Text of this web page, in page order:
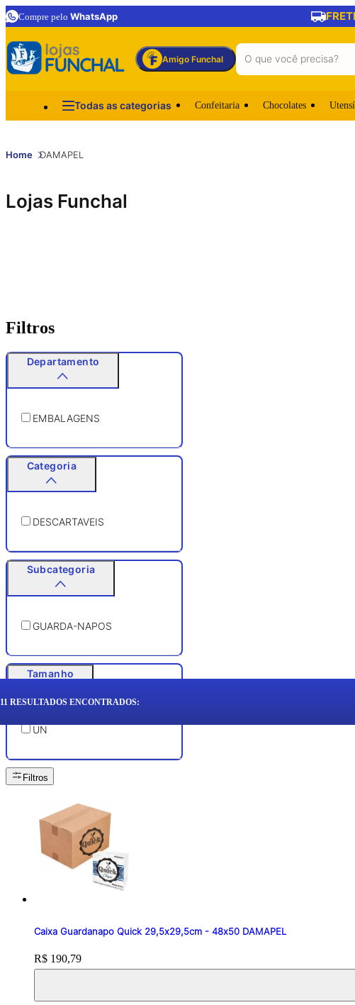
Compre pelo WhatsApp
Amigo Funchal
Todas as categorias Confeitaria Chocolates
Home DAMAPEL
Lojas Funchal
Filtros
Departamento
EMBALAGENS
Categoria
DESCARTAVEIS
Subcategoria
GUARDA-NAPOS
Tamanho
UN
11 RESULTADOS ENCONTRADOS:
Filtros
Caixa Guardanapo Quick 29,5x29,5cm - 48x50 DAMAPEL
Price:
R$ 190,79